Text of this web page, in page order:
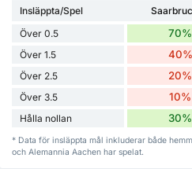
Insläppta/Spel
Över 0.5
70%
Över 1.5 40%
Över 2.5 20%
Över 3.5 10%
Hålla nollan 30%
* Data för insläppta mål inkluderar både
och Alemannia Aachen har spelat.